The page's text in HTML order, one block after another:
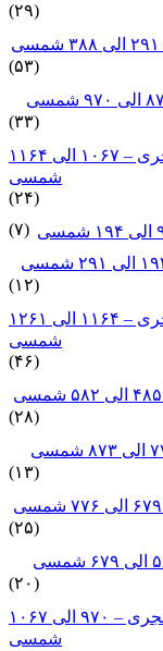
(۲۹)
(۵۳)
(۳۳)
قرن دوازده هجری – ۱۰۶۷ الی ۱۱۶۴
شمسی
(۲۴)
(۷)
(۱۲)
قرن سیزده هجری – ۱۱۶۴ الی ۱۲۶۱
شمسی
(۴۶)
(۲۸)
(۱۳)
(۲۵)
(۲۰)
قرن یازدهم هجری – ۹۷۰ الی ۱۰۶۷
شمسی